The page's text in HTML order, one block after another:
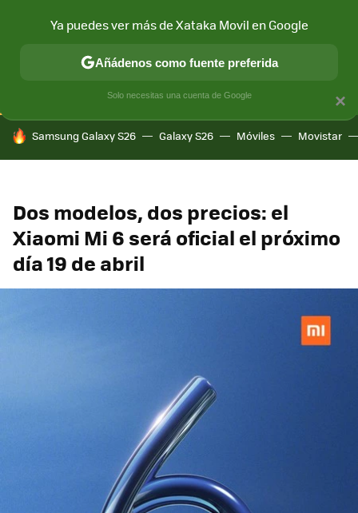
CONECTIVIDAD MÓVIL Y SOCIEDAD APLICACIONES
HOY SE HABLA DE
Samsung Galaxy S26 Galaxy S26 Móviles Movistar
Dos modelos, dos precios: el
Xiaomi Mi 6 será oficial el próximo
día 19 de abril
×
Ya puedes ver más de Xataka Movil en Google
Añádenos como fuente preferida
Solo necesitas una cuenta de Google